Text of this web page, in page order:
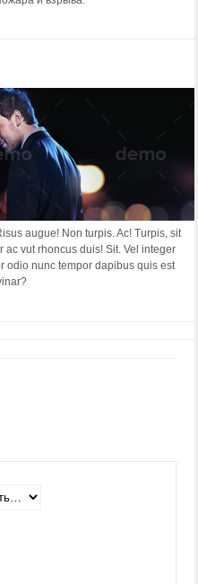
augue! Non turpis. Ac! Turpis, sit
vut rhoncus duis! Sit. Vel integer
odio nunc tempor dapibus quis est